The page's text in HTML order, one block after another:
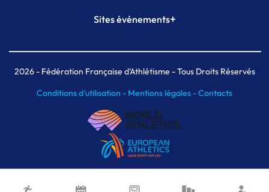
Plateforme Formation
Sites événements+
Meeting de Paris indoor
MAIF Ekiden de Paris
2026- Fédération Française d'Athlétisme - Tous Droits Réservés
Conditions d'utilisation - Mentions légales -Contacts